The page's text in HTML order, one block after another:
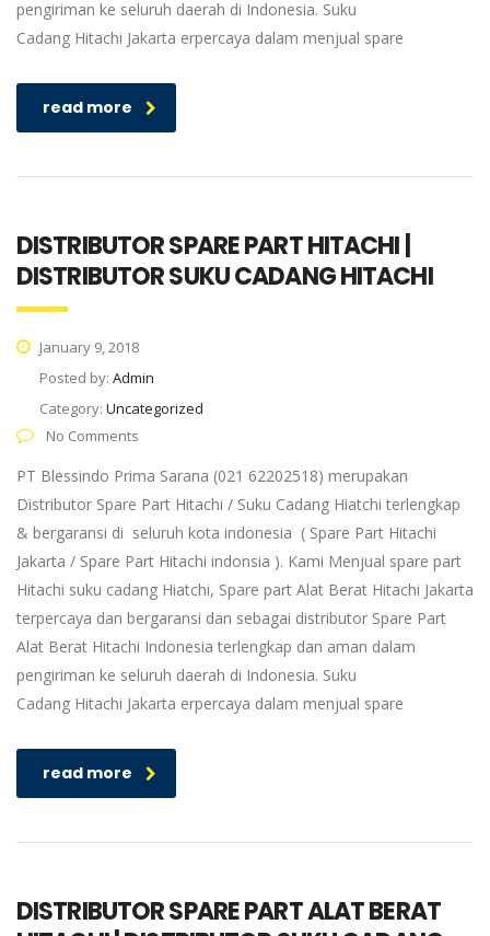
pengiriman ke seluruh daerah di Indonesia. Suku
Cadang Hitachi Jakarta erpercaya dalam menjual spare
read more
DISTRIBUTOR SPARE PART HITACHI |
DISTRIBUTOR SUKU CADANG HITACHI
January 9, 2018
Posted by: Admin
Category: Uncategorized
No Comments
PT Blessindo Prima Sarana (021 62202518) merupakan
Distributor Spare Part Hitachi / Suku Cadang Hiatchi terlengkap
& bergaransi di seluruh kota indonesia ( Spare Part Hitachi
Jakarta / Spare Part Hitachi indonsia ). Kami Menjual spare part
Hitachi suku cadang Hiatchi, Spare part Alat Berat Hitachi Jakarta
terpercaya dan bergaransi dan sebagai distributor Spare Part
Alat Berat Hitachi Indonesia terlengkap dan aman dalam
pengiriman ke seluruh daerah di Indonesia. Suku
Cadang Hitachi Jakarta erpercaya dalam menjual spare
read more
DISTRIBUTOR SPARE PART ALAT BERAT